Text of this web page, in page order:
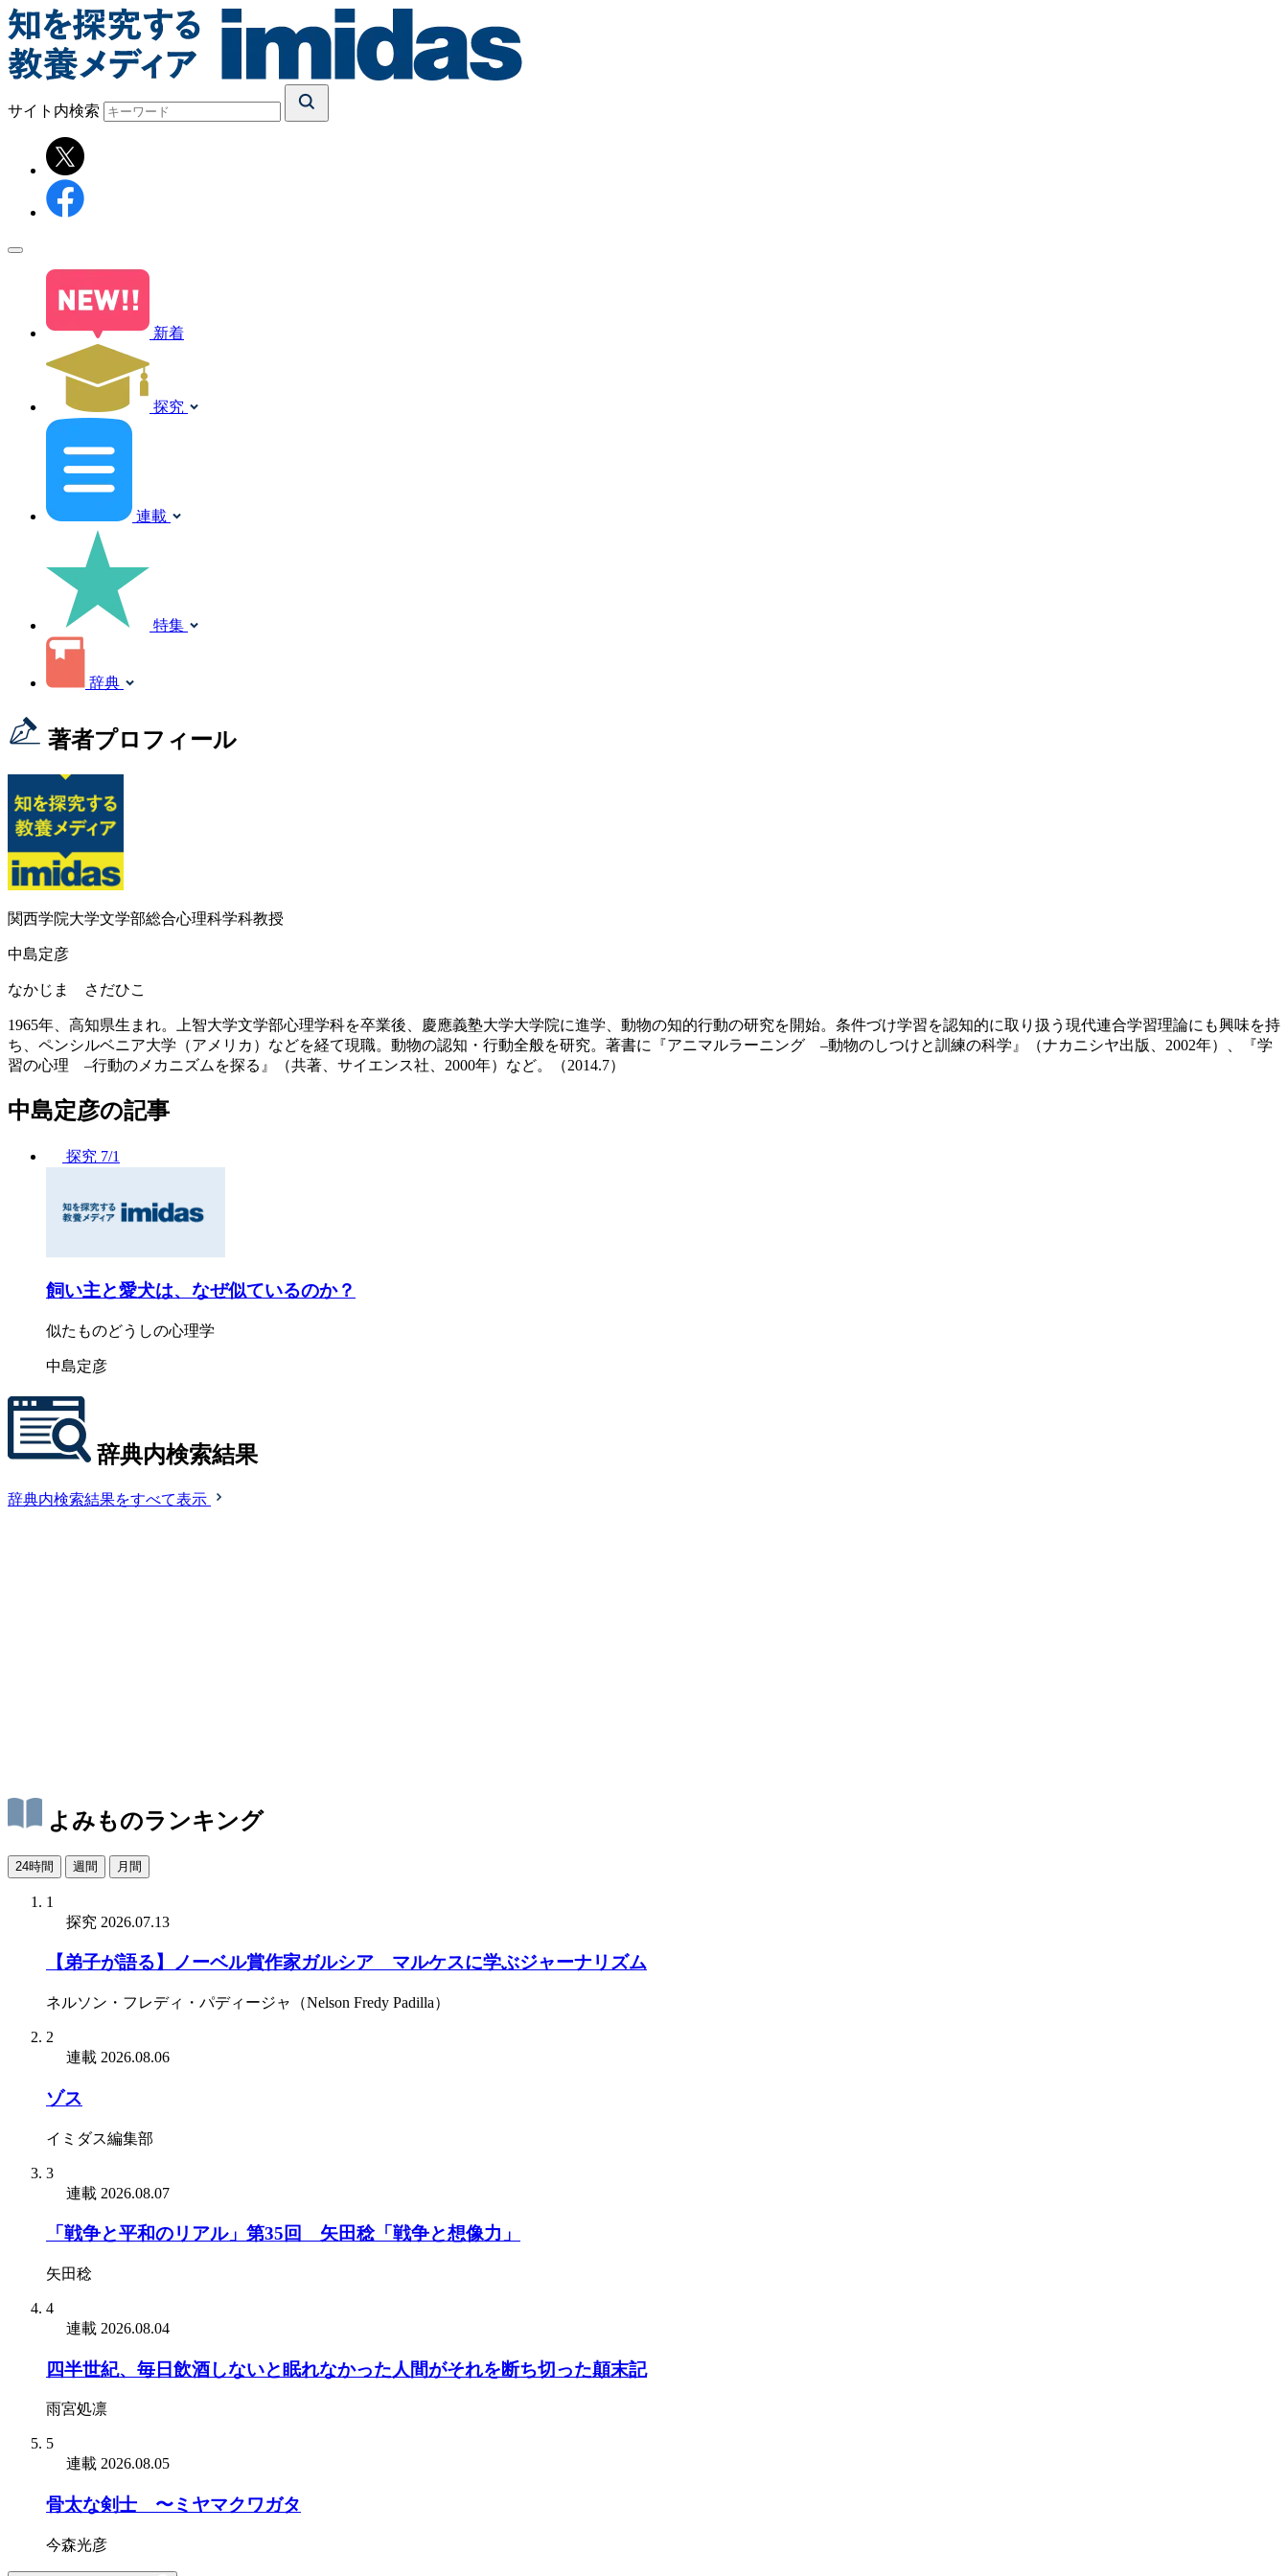
サイト内検索
新着
探究
連載
特集
辞典
著者プロフィール
関西学院大学文学部総合心理科学科教授
中島定彦
なかじま さだひこ
1965年、高知県生まれ。上智大学文学部心理学科を卒業後、慶應義塾大学大学院に進学、動物の知的行動の研究を開始。条件づけ学習を認知的に取り扱う現代連合学習理論にも興味を持
ち、ペンシルベニア大学（アメリカ）などを経て現職。動物の認知・行動全般を研究。著書に『アニマルラーニング –動物のしつけと訓練の科学』（ナカニシヤ出版、2002年）、『学
習の心理 –行動のメカニズムを探る』（共著、サイエンス社、2000年）など。（2014.7）
中島定彦の記事
探究 7/1
飼い主と愛犬は、なぜ似ているのか？
似たものどうしの心理学
中島定彦
辞典内検索結果
辞典内検索結果をすべて表示
よみものランキング
24時間 週間 月間
1
探究 2026.07.13
【弟子が語る】ノーベル賞作家ガルシア゠マルケスに学ぶジャーナリズム
ネルソン・フレディ・パディージャ（Nelson Fredy Padilla）
2
連載 2026.08.06
ゾス
イミダス編集部
3
連載 2026.08.07
「戦争と平和のリアル」第35回 矢田稔「戦争と想像力」
矢田稔
4
連載 2026.08.04
四半世紀、毎日飲酒しないと眠れなかった人間がそれを断ち切った顛末記
雨宮処凛
5
連載 2026.08.05
骨太な剣士 〜ミヤマクワガタ
今森光彦